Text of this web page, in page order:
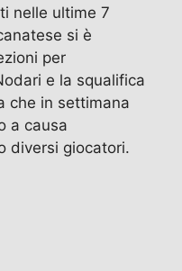
nelle ultime 7
si è
per
e la squalifica
che in settimana
a causa
diversi giocatori.